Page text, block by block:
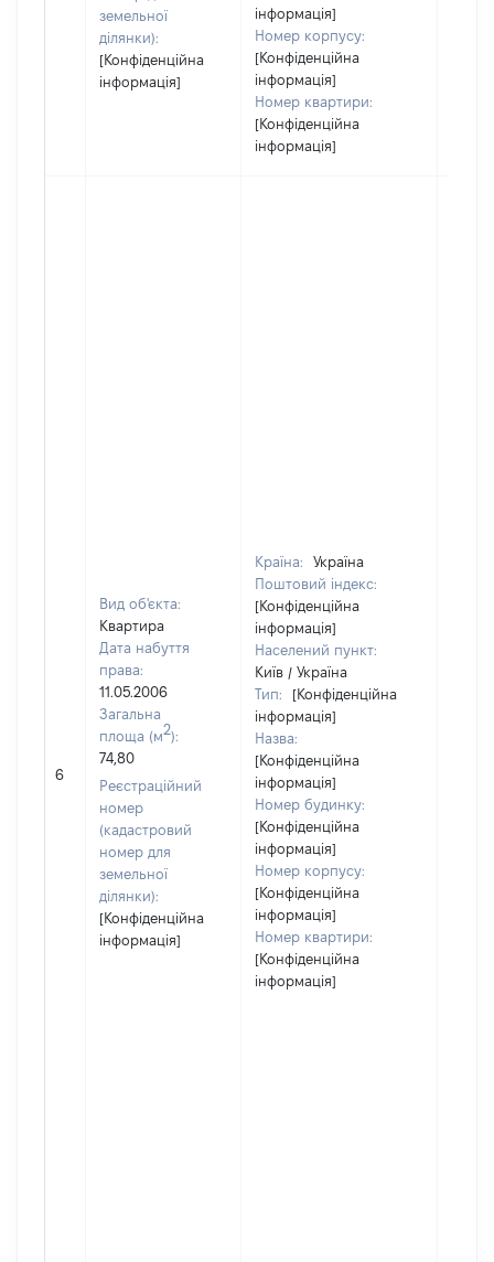
земельної
ділянки):
[Конфіденційна
інформація]
інформація]
Номер корпусу:
[Конфіденційна
інформація]
Номер квартири:
[Конфіденційна
інформація]
6
Вид об'єкта:
Квартира
Дата набуття
права:
11.05.2006
Загальна
площа (м2):
74,80
Реєстраційний
номер
(кадастровий
номер для
земельної
ділянки):
[Конфіденційна
інформація]
Країна:
Україна
Поштовий індекс:
[Конфіденційна
інформація]
Населений пункт:
Київ / Україна
Тип:
[Конфіденційна
інформація]
Назва:
[Конфіденційна
інформація]
Номер будинку:
[Конфіденційна
інформація]
Номер корпусу:
[Конфіденційна
інформація]
Номер квартири:
[Конфіденційна
інформація]